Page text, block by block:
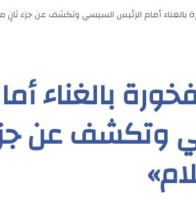
بالغناء أمام الرئيس السيسي وتكشف عن جزء ثانٍ
بالغناء
وتكشف عن